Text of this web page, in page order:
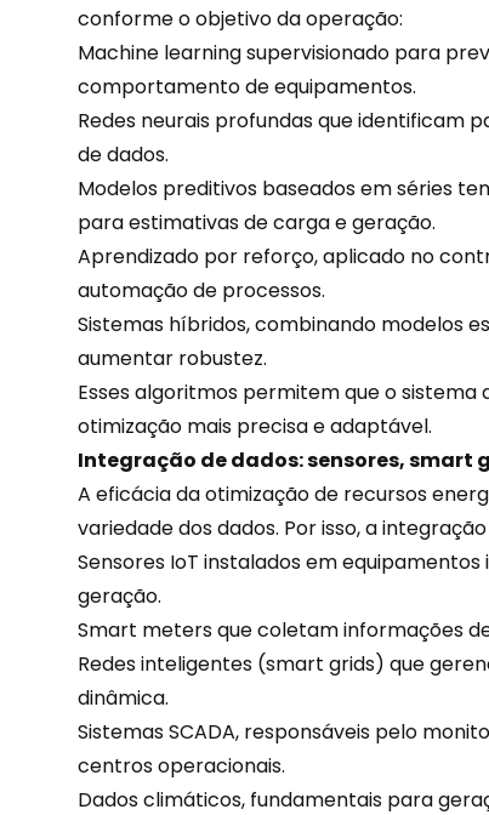
conforme o objetivo da operação:
Machine learning supervisionado para
comportamento de equipamentos.
Redes neurais profundas que identificam
de dados.
Modelos preditivos baseados em séries
para estimativas de carga e geração.
Aprendizado por reforço, aplicado no
automação de processos.
Sistemas híbridos, combinando modelos
aumentar robustez.
Esses algoritmos permitem que o
otimização mais precisa e adaptável.
Integração de dados: sensores, smart
A eficácia da otimização de recursos
variedade dos dados. Por isso, a
Sensores IoT instalados em equipamentos
geração.
Smart meters que coletam informações
Redes inteligentes (smart grids) que
dinâmica.
Sistemas SCADA, responsáveis pelo
centros operacionais.
Dados climáticos, fundamentais para